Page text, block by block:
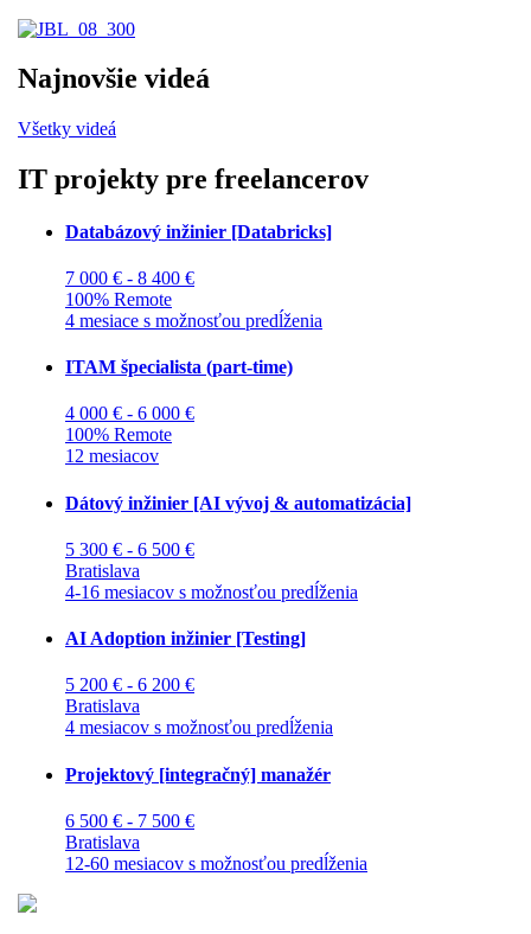
Najnovšie videá
Všetky videá
IT projekty pre freelancerov
Databázový inžinier [Databricks]
7 000 € - 8 400 €
100% Remote
4 mesiace s možnosťou predĺženia
ITAM špecialista (part-time)
4 000 € - 6 000 €
100% Remote
12 mesiacov
Dátový inžinier [AI vývoj & automatizácia]
5 300 € - 6 500 €
Bratislava
4-16 mesiacov s možnosťou predĺženia
AI Adoption inžinier [Testing]
5 200 € - 6 200 €
Bratislava
4 mesiacov s možnosťou predĺženia
Projektový [integračný] manažér
6 500 € - 7 500 €
Bratislava
12-60 mesiacov s možnosťou predĺženia